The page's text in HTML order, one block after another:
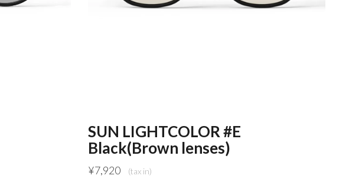
SUN LIGHTCOLOR #E
Black(Brown lenses)
¥7,920